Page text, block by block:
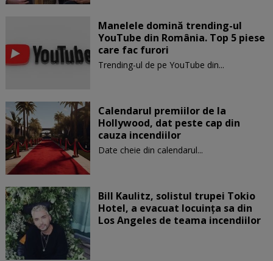
Manelele domină trending-ul
YouTube din România. Top 5 piese
care fac furori
Trending-ul de pe YouTube din...
Calendarul premiilor de la
Hollywood, dat peste cap din
cauza incendiilor
Date cheie din calendarul...
Bill Kaulitz, solistul trupei Tokio
Hotel, a evacuat locuinţa sa din
Los Angeles de teama incendiilor